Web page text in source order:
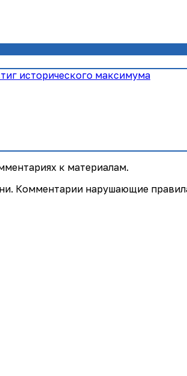
к материалам.
Комментарии нарушающие